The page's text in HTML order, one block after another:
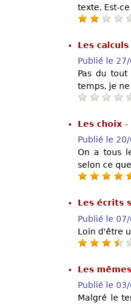
texte. Est-
Les
Publié le
Pas du
temps, je
Les choix -
Publié le
On a tous
selon ce
Les écrits
Publié le
Loin d'être
Les
Publié le
Malgré le